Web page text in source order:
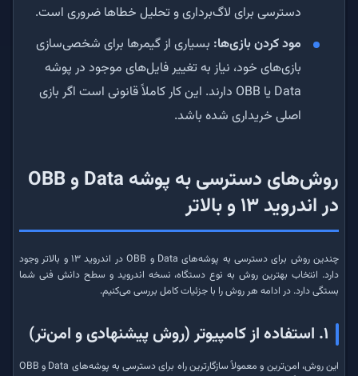
دسترسی برای لاگ‌برداری و تحلیل خطاها ضروری است.
مود کردن بازی‌ها: بسیاری از گیمرها برای شخصی‌سازی
بازی‌های خود، نیاز به تغییر فایل‌های موجود در پوشه
Data یا OBB دارند. این کار کاملاً قانونی است اگر بازی
اصلی خریداری شده باشد.
روش‌های دسترسی به پوشه Data و OBB
در اندروید ۱۳ و بالاتر
چندین روش برای دسترسی به پوشه‌های Data و OBB در اندروید ۱۳ و بالاتر وجود
دارد. انتخاب بهترین روش به نوع دستگاه، نسخه اندروید و سطح دانش فنی شما
بستگی دارد. در ادامه هر روش را با جزئیات کامل بررسی می‌کنیم.
۱. استفاده از کامپیوتر (روش پیشنهادی و امن‌تر)
این روش، امن‌ترین و معمولاً سازگارترین راه برای دسترسی به پوشه‌های Data و OBB